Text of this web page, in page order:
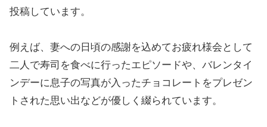
投稿しています。
例えば、妻への日頃の感謝を込めてお疲れ様会として
二人で寿司を食べに行ったエピソードや、バレンタイ
ンデーに息子の写真が入ったチョコレートをプレゼン
トされた思い出などが優しく綴られています。